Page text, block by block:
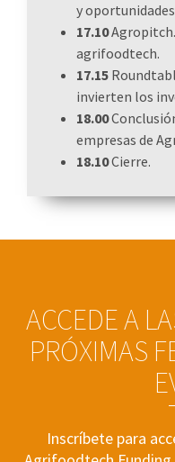
y
17.10
agrifoodtech.
17.15
invierten los
18.00
empresas de
18.10Cierre.
ACCEDE A
PRÓXIMAS
Inscríbete para